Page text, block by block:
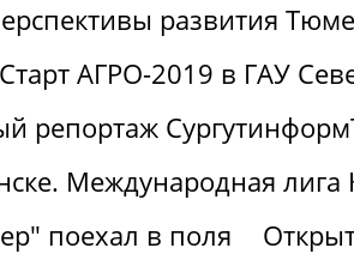
развития
АГРО-2019 в ГАУ
репортаж
Международная
поехал в поля